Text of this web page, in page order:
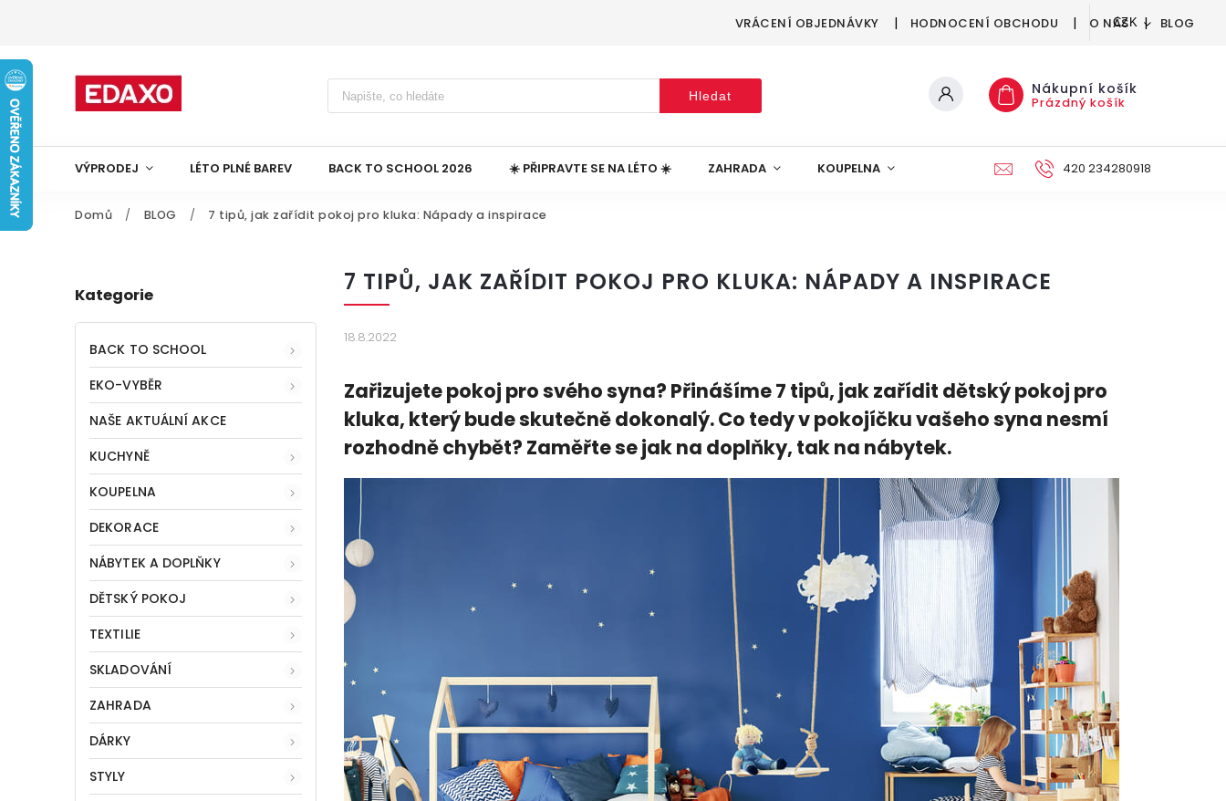
VRÁCENÍ OBJEDNÁVKY HODNOCENÍ OBCHODU O NÁS BLOG
CZK
Hledat Nákupní košík
Prázdný košík
VÝPRODEJ LÉTO PLNÉ BAREV BACK TO SCHOOL 2026 ☀️ PŘIPRAVTE SE NA LÉTO ☀️ ZAHRADA KOUPELNA DEKORACE
420 234280918
Domů / BLOG / 7 tipů, jak zařídit pokoj pro kluka: Nápady a inspirace
Kategorie
BACK TO SCHOOL
EKO-VYBĚR
NAŠE AKTUÁLNÍ AKCE
KUCHYNĚ
KOUPELNA
DEKORACE
NÁBYTEK A DOPLŇKY
DĚTSKÝ POKOJ
TEXTILIE
SKLADOVÁNÍ
ZAHRADA
DÁRKY
STYLY
7 TIPŮ, JAK ZAŘÍDIT POKOJ PRO KLUKA: NÁPADY A INSPIRACE
18.8.2022
Zařizujete pokoj pro svého syna? Přinášíme 7 tipů, jak zařídit dětský pokoj pro
kluka, který bude skutečně dokonalý. Co tedy v pokojíčku vašeho syna nesmí
rozhodně chybět? Zaměřte se jak na doplňky, tak na nábytek.